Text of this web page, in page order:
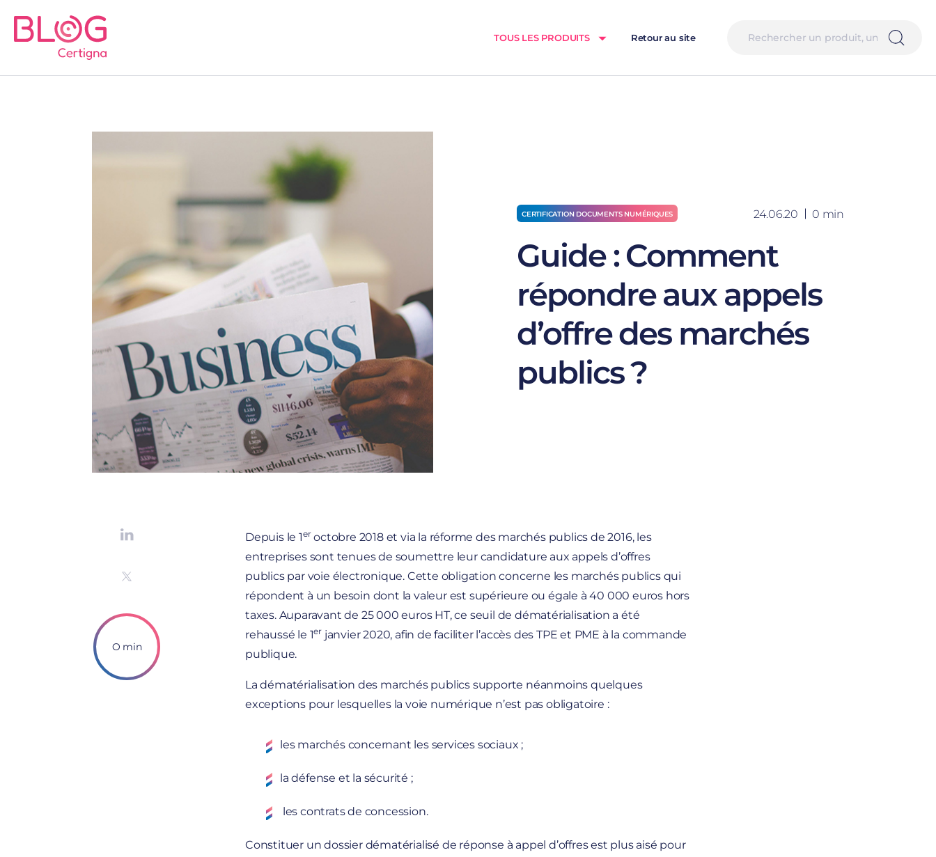
TOUS LES PRODUITS Retour au site
CERTIFICATION DOCUMENTS NUMÉRIQUES 24.06.20 0 min
Guide : Comment
répondre aux appels
d’offre des marchés
publics ?
O min
Depuis le 1eroctobre 2018 et via la réforme des marchés publics de 2016, les
entreprises sont tenues de soumettre leur candidature aux appels d’offres
publics par voie électronique. Cette obligation concerne les marchés publics qui
répondent à un besoin dont la valeur est supérieure ou égale à 40 000 euros hors
taxes. Auparavant de 25 000 euros HT, ce seuil de dématérialisation a été
rehaussé le 1er janvier 2020, afin de faciliter l’accès des TPE et PME à la commande
publique.
La dématérialisation des marchés publics supporte néanmoins quelques
exceptions pour lesquelles la voie numérique n’est pas obligatoire :
les marchés concernant les services sociaux ;
la défense et la sécurité ;
les contrats de concession.
Constituer un dossier dématérialisé de réponse à appel d’offres est plus aisé pour